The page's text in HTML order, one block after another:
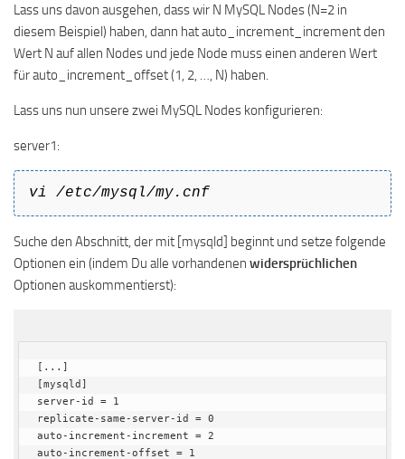
Lass uns davon ausgehen, dass wir N MySQL Nodes (N=2 in
diesem Beispiel) haben, dann hat auto_increment_increment den
Wert N auf allen Nodes und jede Node muss einen anderen Wert
für auto_increment_offset (1, 2, …, N) haben.
Lass uns nun unsere zwei MySQL Nodes konfigurieren:
server1:
vi /etc/mysql/my.cnf
Suche den Abschnitt, der mit [mysqld] beginnt und setze folgende
Optionen ein (indem Du alle vorhandenen widersprüchlichen
Optionen auskommentierst):
[...]
[mysqld]
server-id = 1
replicate-same-server-id = 0
auto-increment-increment = 2
auto-increment-offset = 1